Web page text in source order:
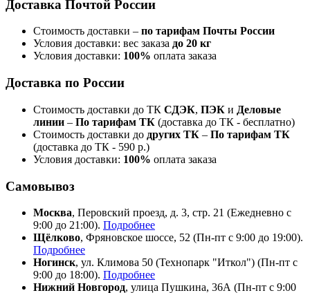
Доставка Почтой России
Стоимость доставки – по тарифам Почты России
Условия доставки: вес заказа до 20 кг
Условия доставки: 100% оплата заказа
Доставка по России
Стоимость доставки до ТК СДЭК, ПЭК и Деловые
линии – По тарифам ТК (доставка до ТК - бесплатно)
Стоимость доставки до других ТК – По тарифам ТК
(доставка до ТК - 590 р.)
Условия доставки: 100% оплата заказа
Самовывоз
Москва, Перовский проезд, д. 3, стр. 21 (Ежедневно с
9:00 до 21:00). Подробнее
Щёлково, Фряновское шоссе, 52 (Пн-пт с 9:00 до 19:00).
Подробнее
Ногинск, ул. Климова 50 (​Технопарк "Иткол") (Пн-пт с
9:00 до 18:00). Подробнее
Нижний Новгород, улица Пушкина, 36А (Пн-пт с 9:00